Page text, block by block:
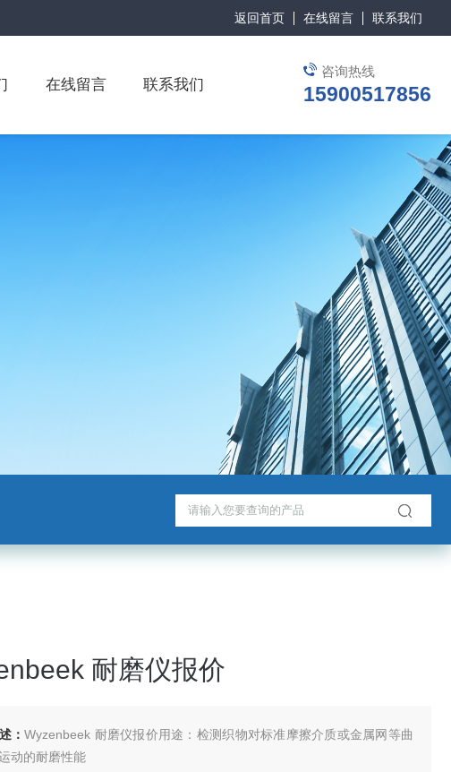
返回首页 在线留言 联系我们
咨询热线
15900517856
在线留言 联系我们
耐磨仪报价
：Wyzenbeek 耐磨仪报价用途：检测织物对标准摩擦介质或金属网等曲
动的耐磨性能